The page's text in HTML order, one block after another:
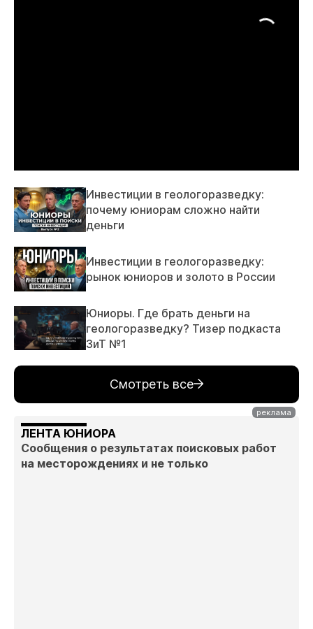
Инвестиции в геологоразведку:
почему юниорам сложно найти
деньги
Инвестиции в геологоразведку:
рынок юниоров и золото в России
Юниоры. Где брать деньги на
геологоразведку? Тизер подкаста
ЗиТ №1
Смотреть все
ЛЕНТА ЮНИОРА
Сообщения о результатах поисковых работ
на месторождениях и не только